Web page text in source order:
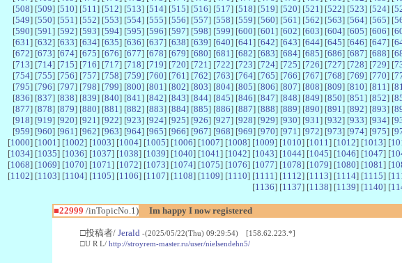
[508] [509] [510] [511 ] [512] [513] [514] [515] [516] [517] [518] [519] [520] [521 ] [522] [523] [524] [
[549] [550] [551 ] [552] [553] [554] [555] [556] [557] [558] [559] [560] [561 ] [562] [563] [564] [565] [
[590] [591 ] [592] [593] [594] [595] [596] [597] [598] [599] [600] [601 ] [602] [603] [604] [605] [606] [
[631 ] [632] [633] [634] [635] [636] [637] [638] [639] [640] [641 ] [642] [643] [644] [645] [646] [647] [
[672] [673] [674] [675] [676] [677] [678] [679] [680] [681 ] [682] [683] [684] [685] [686] [687] [688] [
[713] [714] [715] [716] [717] [718] [719] [720] [721 ] [722] [723] [724] [725] [726] [727] [728] [729] [
[754] [755] [756] [757] [758] [759] [760] [761 ] [762] [763] [764] [765] [766] [767] [768] [769] [770] [
[795] [796] [797] [798] [799] [800] [801 ] [802] [803] [804] [805] [806] [807] [808] [809] [810] [811 ] [
[836] [837] [838] [839] [840] [841 ] [842] [843] [844] [845] [846] [847] [848] [849] [850] [851 ] [852] [
[877] [878] [879] [880] [881 ] [882] [883] [884] [885] [886] [887] [888] [889] [890] [891 ] [892] [893] [
[918] [919] [920] [921 ] [922] [923] [924] [925] [926] [927] [928] [929] [930] [931 ] [932] [933] [934] [
[959] [960] [961 ] [962] [963] [964] [965] [966] [967] [968] [969] [970] [971 ] [972] [973] [974] [975] [
[1000] [1001 ] [1002] [1003] [1004] [1005] [1006] [1007] [1008] [1009] [1010] [1011 ] [1012] [1013] [
[1034] [1035] [1036] [1037] [1038] [1039] [1040] [1041 ] [1042] [1043] [1044] [1045] [1046] [1047] [
[1068] [1069] [1070] [1071 ] [1072] [1073] [1074] [1075] [1076] [1077] [1078] [1079] [1080] [1081 ] [
[1102] [1103] [1104] [1105] [1106] [1107] [1108] [1109] [1110] [1111 ] [1112] [1113] [1114] [1115] [
[1136] [1137] [1138] [1139] [1140] [
■22999 /inTopicNo.1) Im happy I now registered
□投稿者/ Jerald -(2025/05/22(Thu) 09:29:54) [158.62.223.*]
□U R L/ http://stroyrem-master.ru/user/nielsendehn5/